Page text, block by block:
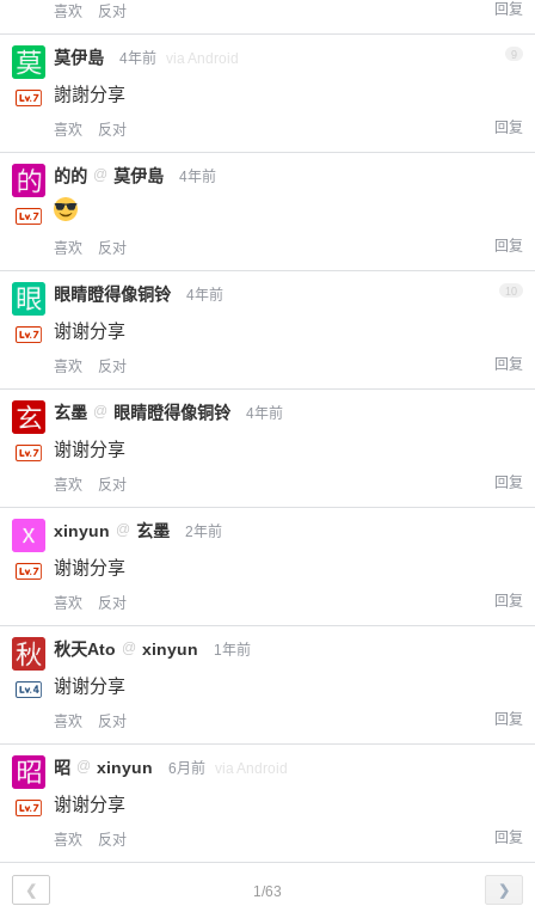
喜欢 反对 回复
莫伊島 4年前 via Android 9
謝謝分享
喜欢 反对 回复
的的 @ 莫伊島 4年前
喜欢 反对 回复
眼睛瞪得像铜铃 4年前 10
谢谢分享
喜欢 反对 回复
玄墨 @ 眼睛瞪得像铜铃 4年前
谢谢分享
喜欢 反对 回复
xinyun @ 玄墨 2年前
谢谢分享
喜欢 反对 回复
秋天Ato @ xinyun 1年前
谢谢分享
喜欢 反对 回复
昭 @ xinyun 6月前 via Android
谢谢分享
喜欢 反对 回复
1/63
❮ ❯